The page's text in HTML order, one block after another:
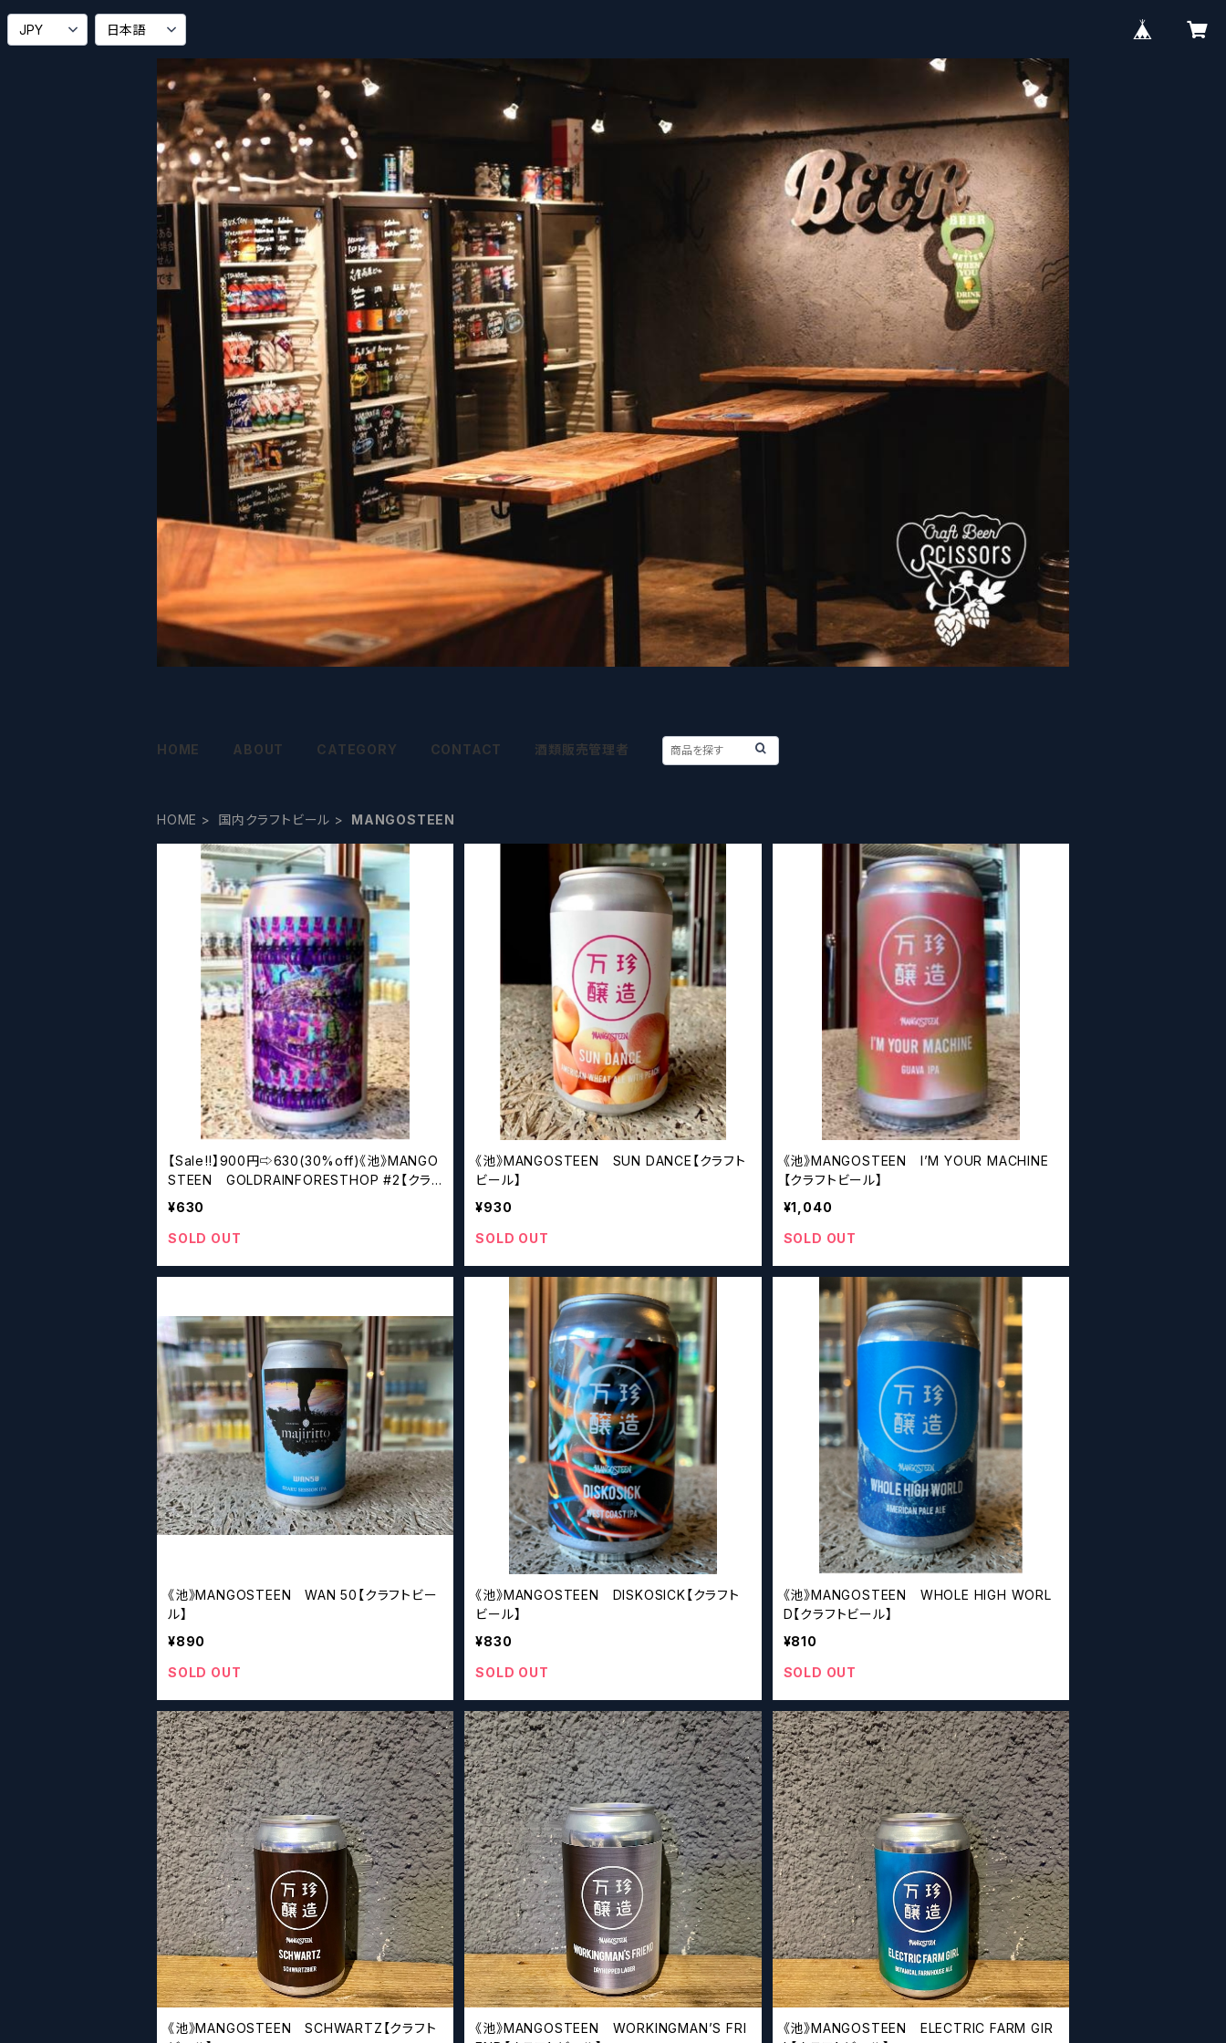
HOME ABOUT CATEGORY CONTACT 酒類販売管理者
HOME 国内クラフトビール MANGOSTEEN
【Sale‼︎】900円⇨630(30%off)《池》MANGO
STEEN GOLDRAINFORESTHOP #2【クラ
フトビール】
¥630
SOLD OUT
《池》MANGOSTEEN SUN DANCE【クラフト
ビール】
¥930
SOLD OUT
《池》MANGOSTEEN I’M YOUR MACHINE
【クラフトビール】
¥1,040
SOLD OUT
《池》MANGOSTEEN WAN 50【クラフトビー
ル】
¥890
SOLD OUT
《池》MANGOSTEEN DISKOSICK【クラフト
ビール】
¥830
SOLD OUT
《池》MANGOSTEEN WHOLE HIGH WORL
D【クラフトビール】
¥810
SOLD OUT
《池》MANGOSTEEN SCHWARTZ【クラフト
《池》MANGOSTEEN WORKINGMAN’S FRI
《池》MANGOSTEEN ELECTRIC FARM GIR